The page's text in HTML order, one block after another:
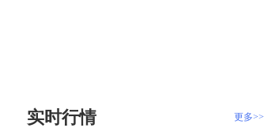
更多>>
实时行情